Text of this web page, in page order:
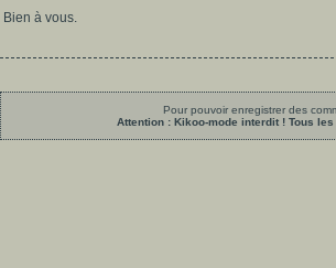
Bien à vous.
Pour pouvoir enregistrer des
Attention : Kikoo-mode interdit ! Tous